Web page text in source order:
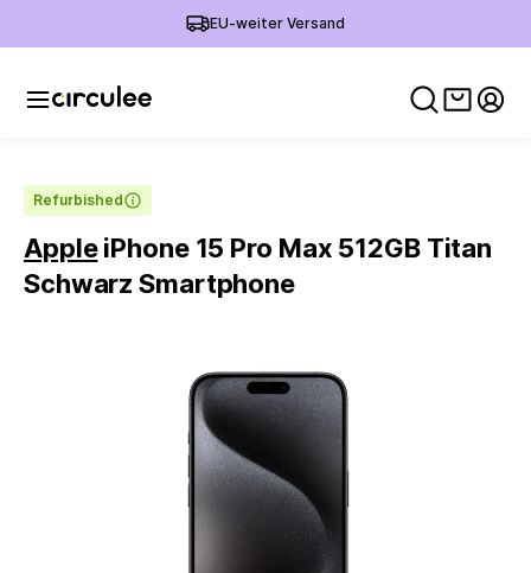
EU-weiter Versand
Refurbished
AppleiPhone 15 Pro Max 512GB Titan
Schwarz Smartphone